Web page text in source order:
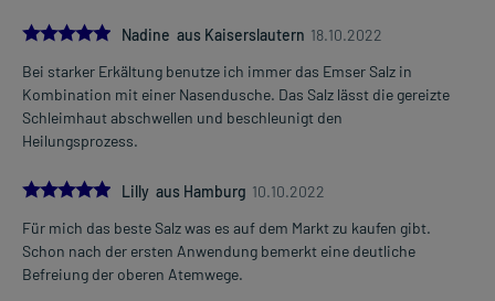
1-3 mal täglich
Jugendliche ab 12 Jahre und Erwachsene
2 Beutel
1-3 mal täglich
Die Gesamtdosis sollte nicht ohne Rücksprache mit einem Arzt
oder Apotheker überschritten werden.
Art der Anwendung?
5.0
Nadine aus Kaiserslautern 18.10.2022
Bei starker Erkältung benutze ich immer das Emser Salz in
Kombination mit einer Nasendusche. Das Salz lässt die gereizte
Schleimhaut abschwellen und beschleunigt den
Heilungsprozess.
5.0Lilly aus Hamburg 10.10.2022
Für mich das beste Salz was es auf dem Markt zu kaufen gibt.
Schon nach der ersten Anwendung bemerkt eine deutliche
Befreiung der oberen Atemwege.